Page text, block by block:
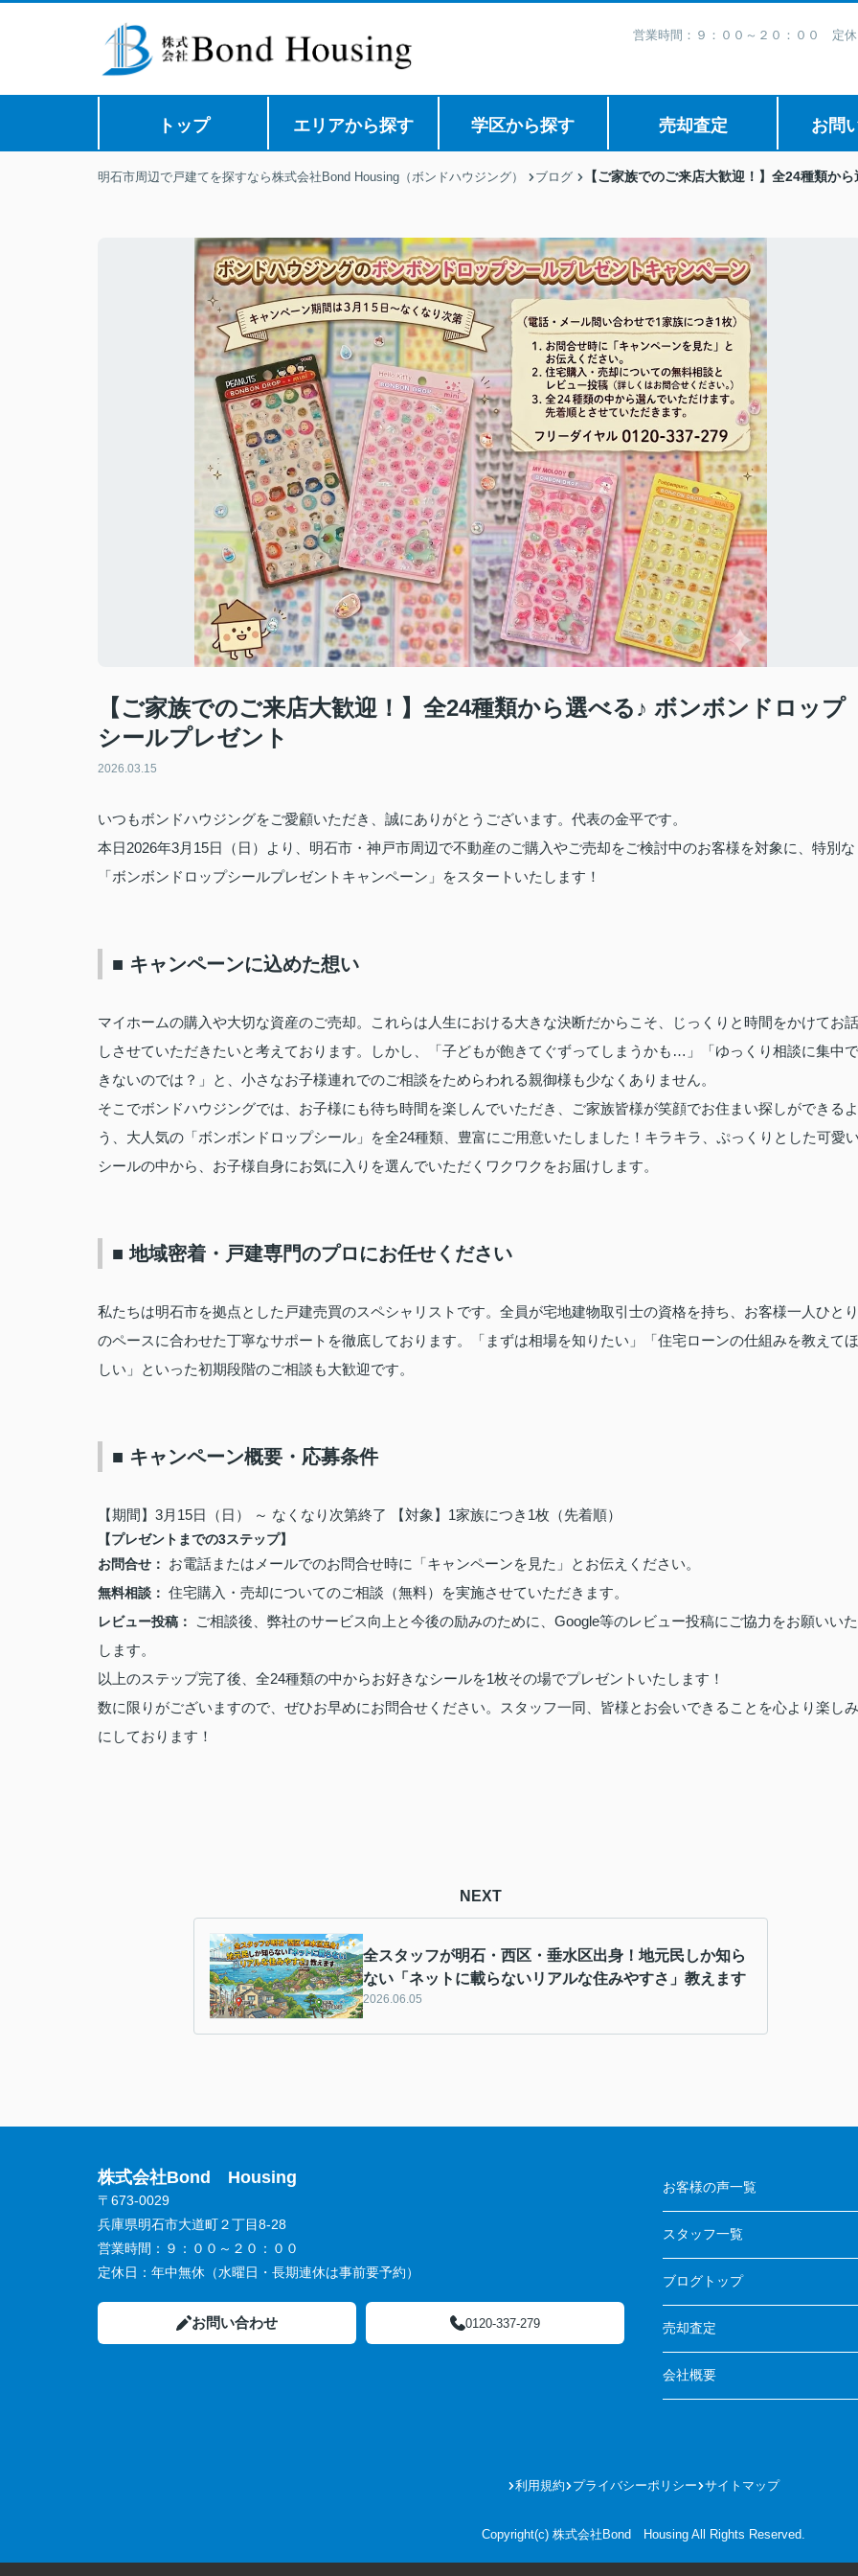
営業時間：９：００～２０：００ 定休
トップ エリアから探す 学区から探す 売却査定 お問
明石市周辺で戸建てを探すなら株式会社Bond Housing（ボンドハウジング） ブログ 【ご家族でのご来店大歓迎！】全24種類か
【ご家族でのご来店大歓迎！】全24種類から選べる♪ ボンボンドロップ
シールプレゼント
2026.03.15
いつもボンドハウジングをご愛顧いただき、誠にありがとうございます。代表の金平です。
本日2026年3月15日（日）より、明石市・神戸市周辺で不動産のご購入やご売却をご検討中のお客様を対象に、特別な
「ボンボンドロップシールプレゼントキャンペーン」をスタートいたします！
■ キャンペーンに込めた想い
マイホームの購入や大切な資産のご売却。これらは人生における大きな決断だからこそ、じっくりと時間をかけてお話
しさせていただきたいと考えております。しかし、「子どもが飽きてぐずってしまうかも…」「ゆっくり相談に集中で
きないのでは？」と、小さなお子様連れでのご相談をためらわれる親御様も少なくありません。
そこでボンドハウジングでは、お子様にも待ち時間を楽しんでいただき、ご家族皆様が笑顔でお住まい探しができるよ
う、大人気の「ボンボンドロップシール」を全24種類、豊富にご用意いたしました！キラキラ、ぷっくりとした可愛い
シールの中から、お子様自身にお気に入りを選んでいただくワクワクをお届けします。
■ 地域密着・戸建専門のプロにお任せください
私たちは明石市を拠点とした戸建売買のスペシャリストです。全員が宅地建物取引士の資格を持ち、お客様一人ひとり
のペースに合わせた丁寧なサポートを徹底しております。「まずは相場を知りたい」「住宅ローンの仕組みを教えてほ
しい」といった初期段階のご相談も大歓迎です。
■ キャンペーン概要・応募条件
【期間】3月15日（日） ～ なくなり次第終了 【対象】1家族につき1枚（先着順）
【プレゼントまでの3ステップ】
お問合せ：
お電話またはメールでのお問合せ時に「キャンペーンを見た」とお伝えください。
無料相談： 住宅購入・売却についてのご相談（無料）を実施させていただきます。
レビュー投稿：
ご相談後、弊社のサービス向上と今後の励みのために、Google等のレビュー投稿にご協力をお願いいた
します。
以上のステップ完了後、全24種類の中からお好きなシールを1枚その場でプレゼントいたします！
数に限りがございますので、ぜひお早めにお問合せください。スタッフ一同、皆様とお会いできることを心より楽しみ
にしております！
NEXT
全スタッフが明石・西区・垂水区出身！地元民しか知ら
ない「ネットに載らないリアルな住みやすさ」教えます
2026.06.05
株式会社Bond Housing
〒673-0029
兵庫県明石市大道町２丁目8-28
営業時間： ９：００～２０：００
定休日： 年中無休（水曜日・長期連休は事前要予約）
お問い合わせ 0120-337-279
お客様の声一覧
スタッフ一覧
ブログトップ
売却査定
会社概要
利用規約 プライバシーポリシー サイトマップ
Copyright(c) 株式会社Bond Housing All Rights Reserved.